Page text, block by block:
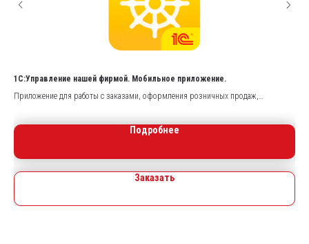
1С:Управление нашей фирмой. Мобильное приложение.
Приложение для работы с заказами, оформления розничных продаж,
Подробнее
Заказать